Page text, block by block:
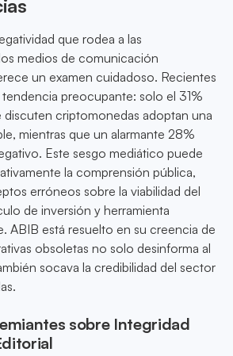
que rodea a las
medios de comunicación
un examen cuidadoso. Recientes
tendencia preocupante: solo el 31%
discuten criptomonedas adoptan una
mientras que un alarmante 28%
Este sesgo mediático puede
la comprensión pública,
erróneos sobre la viabilidad del
de inversión y herramienta
ABIB está resuelto en su creencia de
obsoletas no solo desinforma al
socava la credibilidad del sector
sobre Integridad